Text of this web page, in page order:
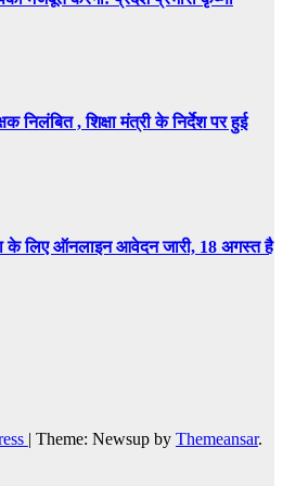
निलंबित , शिक्षा मंत्री के निर्देश पर हुई
के लिए ऑनलाइन आवेदन जारी, 18 अगस्त है
| Theme: Newsup by Themeansar.